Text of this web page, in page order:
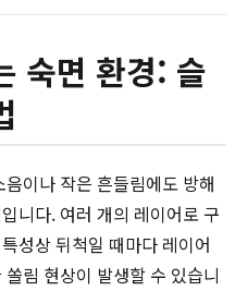
숙면 환경: 슬
이나 작은 흔들림에도 방해
니다. 여러 개의 레이어로 구
성상 뒤척일 때마다 레이어
림 현상이 발생할 수 있습니